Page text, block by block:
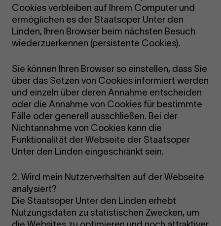
Cookies verbleiben auf Ihrem Computer und
ermöglichen es der Staatsoper Unter den
Linden, Ihren Browser beim nächsten Besuch
wiederzuerkennen (persistente Cookies).
Sie können Ihren Browser so einstellen, dass Sie
über das Setzen von Cookies informiert werden
und einzeln über deren Annahme entscheiden
oder die Annahme von Cookies für bestimmte
Fälle oder generell ausschließen. Bei der
Nichtannahme von Cookies kann die
Funktionalität der Webseite der Staatsoper
Unter den Linden eingeschränkt sein.
2. Wird mein Nutzerverhalten auf der Webseite
analysiert?
Die Staatsoper Unter den Linden erhebt
Nutzungsdaten zu statistischen Zwecken, um